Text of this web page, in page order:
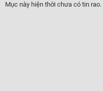
Mục này hiện thời chưa có tin rao.